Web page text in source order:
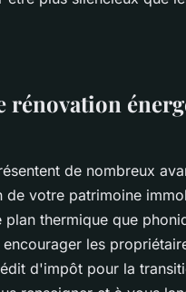
rénovation
de nombreux
votre patrimoine
thermique que
les
d'impôt pour la